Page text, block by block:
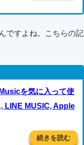
ですよね。こちらの記
を気に入って使
LINE MUSIC, Apple
続きを読む